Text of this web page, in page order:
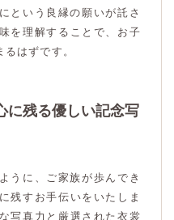
という良縁の願いが託さ
を理解することで、お子
はずです。
に残る優しい記念写
うに、ご家族が歩んでき
残すお手伝いをいたしま
写真力と厳選された衣裳